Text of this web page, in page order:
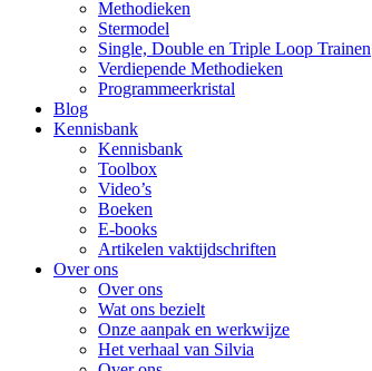
Methodieken
Stermodel
Single, Double en Triple Loop Trainen
Verdiepende Methodieken
Programmeerkristal
Blog
Kennisbank
Kennisbank
Toolbox
Video’s
Boeken
E-books
Artikelen vaktijdschriften
Over ons
Over ons
Wat ons bezielt
Onze aanpak en werkwijze
Het verhaal van Silvia